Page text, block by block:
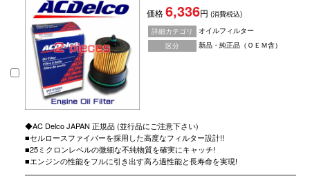
価格6,336円(消費税込)
詳細カテゴリ
オイルフィルター
区分
新品・純正品（ＯＥＭ含）
◆AC Delco JAPAN 正規品 (並行品にご注意下さい)
■セルロースファイバーを採用した高度なフィルター設計!!
■25ミクロンレベルの微細な不純物質を確実にキャッチ!
■エンジンの性能をフルに引き出す高ろ過性能と長寿命を実現!